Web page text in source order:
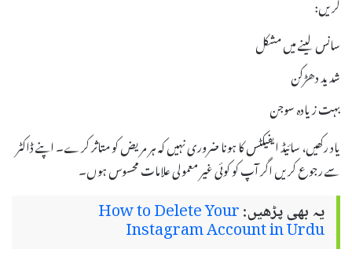
سانس لینے میں مشکل
شدید دھڑکن
بہت زیادہ سوجن
یاد رکھیں، سائیڈ ایفیکٹس کا ہونا ضروری نہیں کہ ہر مریض کو متاثر کرے۔ اپنے ڈاکٹر
سے رجوع کریں اگر آپ کو کوئی غیر معمولی علامات محسوس ہوں۔
یہ بھی پڑھیں:How to Delete Your
Instagram Account in Urdu